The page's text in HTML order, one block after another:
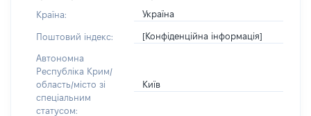
Країна: Україна
Поштовий індекс: [Конфіденційна інформація]
Автономна
Республіка Крим/
область/місто зі
спеціальним
статусом:
Київ